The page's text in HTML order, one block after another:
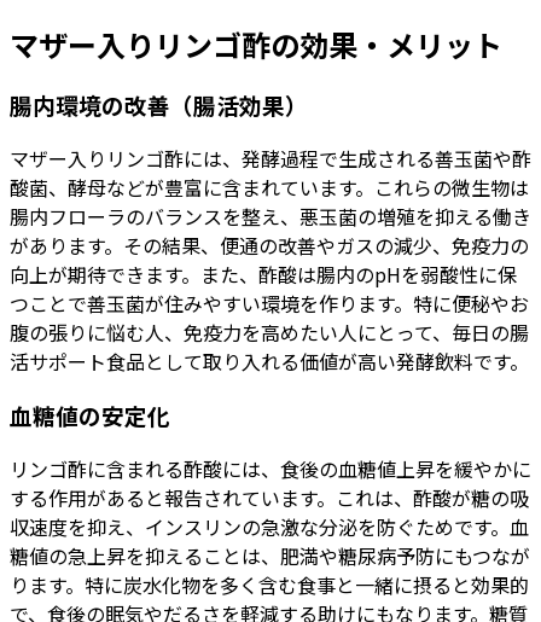
マザー入りリンゴ酢の効果・メリット
腸内環境の改善（腸活効果）
マザー入りリンゴ酢には、発酵過程で生成される善玉菌や酢
酸菌、酵母などが豊富に含まれています。これらの微生物は
腸内フローラのバランスを整え、悪玉菌の増殖を抑える働き
があります。その結果、便通の改善やガスの減少、免疫力の
向上が期待できます。また、酢酸は腸内のpHを弱酸性に保
つことで善玉菌が住みやすい環境を作ります。特に便秘やお
腹の張りに悩む人、免疫力を高めたい人にとって、毎日の腸
活サポート食品として取り入れる価値が高い発酵飲料です。
血糖値の安定化
リンゴ酢に含まれる酢酸には、食後の血糖値上昇を緩やかに
する作用があると報告されています。これは、酢酸が糖の吸
収速度を抑え、インスリンの急激な分泌を防ぐためです。血
糖値の急上昇を抑えることは、肥満や糖尿病予防にもつなが
ります。特に炭水化物を多く含む食事と一緒に摂ると効果的
で、食後の眠気やだるさを軽減する助けにもなります。糖質